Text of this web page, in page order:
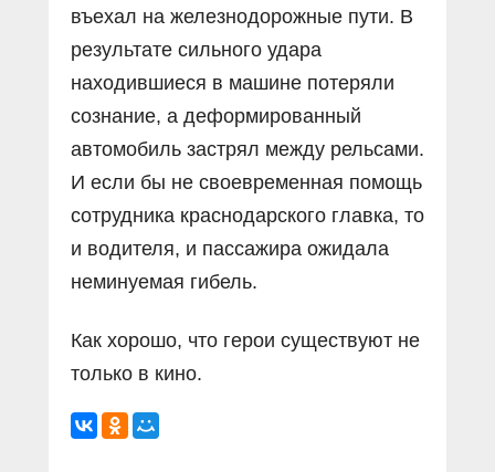
въехал на железнодорожные пути. В
результате сильного удара
находившиеся в машине потеряли
сознание, а деформированный
автомобиль застрял между рельсами.
И если бы не своевременная помощь
сотрудника краснодарского главка, то
и водителя, и пассажира ожидала
неминуемая гибель.
Как хорошо, что герои существуют не
только в кино.